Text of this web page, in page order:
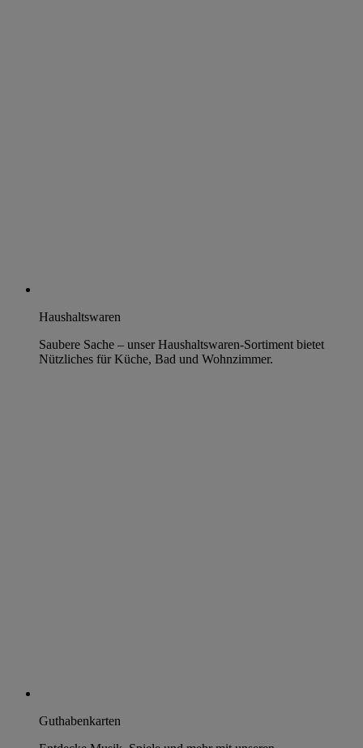
Haushaltswaren
Saubere Sache – unser Haushaltswaren-Sortiment bietet
Nützliches für Küche, Bad und Wohnzimmer.
Guthabenkarten